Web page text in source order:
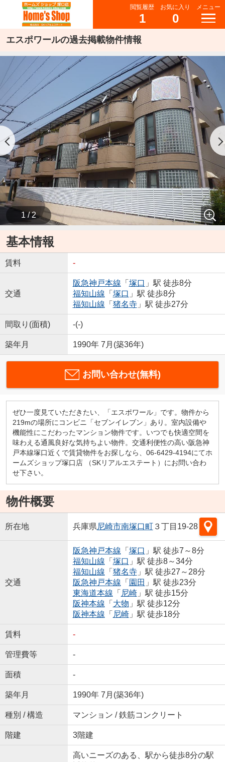
閲覧履歴
1
お気に入り
0
メニュー
エスポワールの過去掲載物件情報
1 / 2
基本情報
賃料 -
交通
阪急神戸本線 「 塚口 」駅 徒歩8分
福知山線 「 塚口 」駅 徒歩8分
福知山線 「 猪名寺」駅 徒歩27分
間取り(面積) -(-)
築年月 1990年 7月(築36年)
お問い合わせ(無料)
ぜひ一度見ていただきたい、「エスポワール」です。物件から
219mの場所にコンビニ「セブンイレブン」あり。室内設備や
機能性にこだわったマンション物件です。いつでも快適空間を
味わえる通風良好な気持ちよい物件。交通利便性の高い阪急神
戸本線塚口近くで賃貸物件をお探しなら、06-6429-4194にてホ
ームズショップ塚口店 （SKリアルエステート）にお問い合わ
せ下さい。
物件概要
所在地 兵庫県尼崎市南塚口町３丁目19-28
交通
阪急神戸本線 「 塚口 」駅 徒歩7～8分
福知山線 「 塚口 」駅 徒歩8～34分
福知山線 「 猪名寺」駅 徒歩27～28分
阪急神戸本線 「 園田 」駅 徒歩23分
東海道本線 「 尼崎」駅 徒歩15分
阪神本線 「 大物 」駅 徒歩12分
阪神本線 「 尼崎」駅 徒歩18分
賃料 -
管理費等 -
面積 -
築年月 1990年 7月(築36年)
種別 / 構造 マンション / 鉄筋コンクリート
階建 3階建
高いニーズのある、駅から徒歩8分の駅